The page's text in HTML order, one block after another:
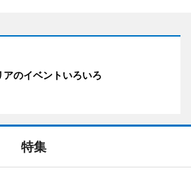
アのイベントいろいろ
特集